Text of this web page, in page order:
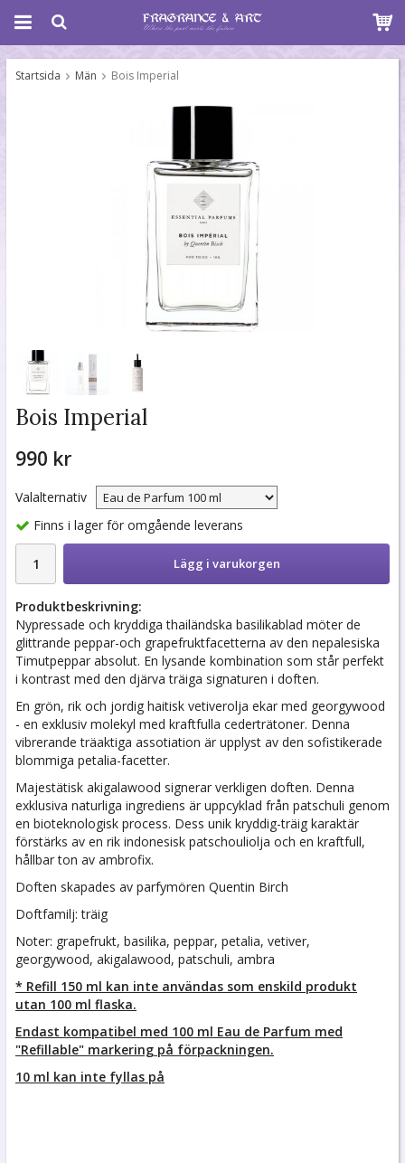
Startsida Män Bois Imperial
Bois Imperial
990 kr
Valalternativ
Finns i lager för omgående leverans
Lägg i varukorgen
Produktbeskrivning:
Nypressade och kryddiga thailändska basilikablad möter de
glittrande peppar-och grapefruktfacetterna av den nepalesiska
Timutpeppar absolut. En lysande kombination som står perfekt
i kontrast med den djärva träiga signaturen i doften.
En grön, rik och jordig haitisk vetiverolja ekar med georgywood
- en exklusiv molekyl med kraftfulla cederträtoner. Denna
vibrerande träaktiga assotiation är upplyst av den sofistikerade
blommiga petalia-facetter.
Majestätisk akigalawood signerar verkligen doften. Denna
exklusiva naturliga ingrediens är uppcyklad från patschuli genom
en bioteknologisk process. Dess unik kryddig-träig karaktär
förstärks av en rik indonesisk patschouliolja och en kraftfull,
hållbar ton av ambrofix.
Doften skapades av parfymören Quentin Birch
Doftfamilj: träig
Noter: grapefrukt, basilika, peppar, petalia, vetiver,
georgywood, akigalawood, patschuli, ambra
* Refill 150 ml kan inte användas som enskild produkt
utan 100 ml flaska.
Endast kompatibel med 100 ml Eau de Parfum med
"Refillable" markering på förpackningen.
10 ml kan inte fyllas på